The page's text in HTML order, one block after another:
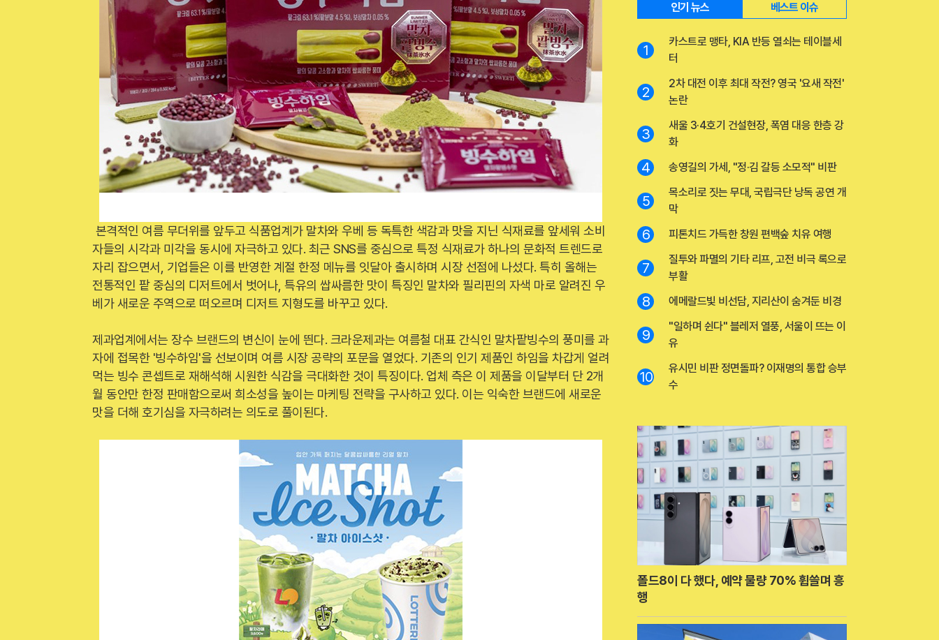
본격적인 여름 무더위를 앞두고 식품업계가 말차와 우베 등 독특한 색감과 맛을 지닌 식재료를 앞세워 소비
자들의 시각과 미각을 동시에 자극하고 있다. 최근 SNS를 중심으로 특정 식재료가 하나의 문화적 트렌드로
자리 잡으면서, 기업들은 이를 반영한 계절 한정 메뉴를 잇달아 출시하며 시장 선점에 나섰다. 특히 올해는
전통적인 팥 중심의 디저트에서 벗어나, 특유의 쌉싸름한 맛이 특징인 말차와 필리핀의 자색 마로 알려진 우
베가 새로운 주역으로 떠오르며 디저트 지형도를 바꾸고 있다.
제과업계에서는 장수 브랜드의 변신이 눈에 띈다. 크라운제과는 여름철 대표 간식인 말차팥빙수의 풍미를 과
자에 접목한 '빙수하임'을 선보이며 여름 시장 공략의 포문을 열었다. 기존의 인기 제품인 하임을 차갑게 얼려
먹는 빙수 콘셉트로 재해석해 시원한 식감을 극대화한 것이 특징이다. 업체 측은 이 제품을 이달부터 단 2개
월 동안만 한정 판매함으로써 희소성을 높이는 마케팅 전략을 구사하고 있다. 이는 익숙한 브랜드에 새로운
맛을 더해 호기심을 자극하려는 의도로 풀이된다.
인기 뉴스 베스트 이슈
1
카스트로 맹타, KIA 반등 열쇠는 테이블세
터
2
2차 대전 이후 최대 작전? 영국 '요새 작전'
논란
3
새울 3·4호기 건설현장, 폭염 대응 한층 강
화
4 송영길의 가세, "정·김 갈등 소모적" 비판
5
목소리로 짓는 무대, 국립극단 낭독 공연 개
막
6 피톤치드 가득한 창원 편백숲 치유 여행
7
질투와 파멸의 기타 리프, 고전 비극 록으로
부활
8 에메랄드빛 비선담, 지리산이 숨겨둔 비경
9
"일하며 쉰다" 블레저 열풍, 서울이 뜨는 이
유
10
유시민 비판 정면돌파? 이재명의 통합 승부
수
폴드8이 다 했다, 예약 물량 70% 휩쓸며 흥
행